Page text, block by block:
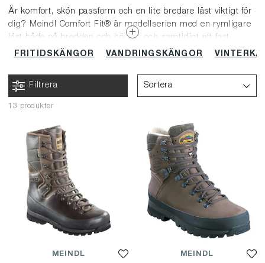
Är komfort, skön passform och en lite bredare läst viktigt för
dig? Meindl Comfort Fit® är modellserien med en rymligare
läst både på bredden och höjden och samtidigt ett fast
hälgrepp. Detta i kombination med en bekväm
aktiviteter.
Läs mer om Comfort fit® här.
FRITIDSKÄNGOR VANDRINGSKÄNGOR
Filtrera Sortera
13 produkter
MEINDL MEINDL